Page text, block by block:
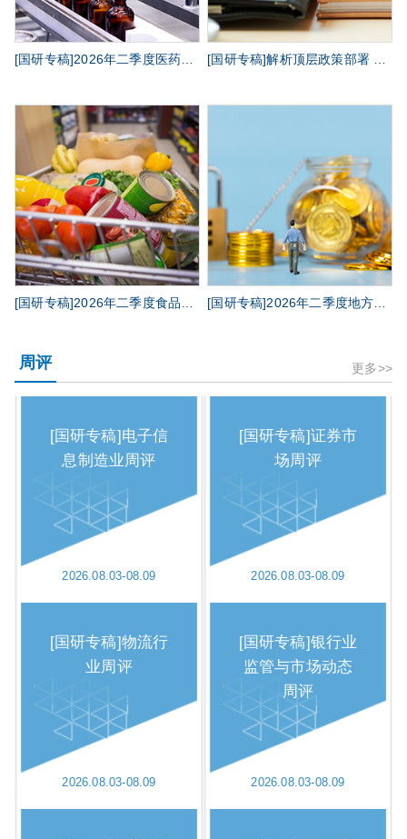
周评 更多>>
[国研专稿]电子信
息制造业周评
2026.08.03-08.09
[国研专稿]证券市
场周评
2026.08.03-08.09
[国研专稿]物流行
业周评
2026.08.03-08.09
[国研专稿]银行业
监管与市场动态
周评
2026.08.03-08.09